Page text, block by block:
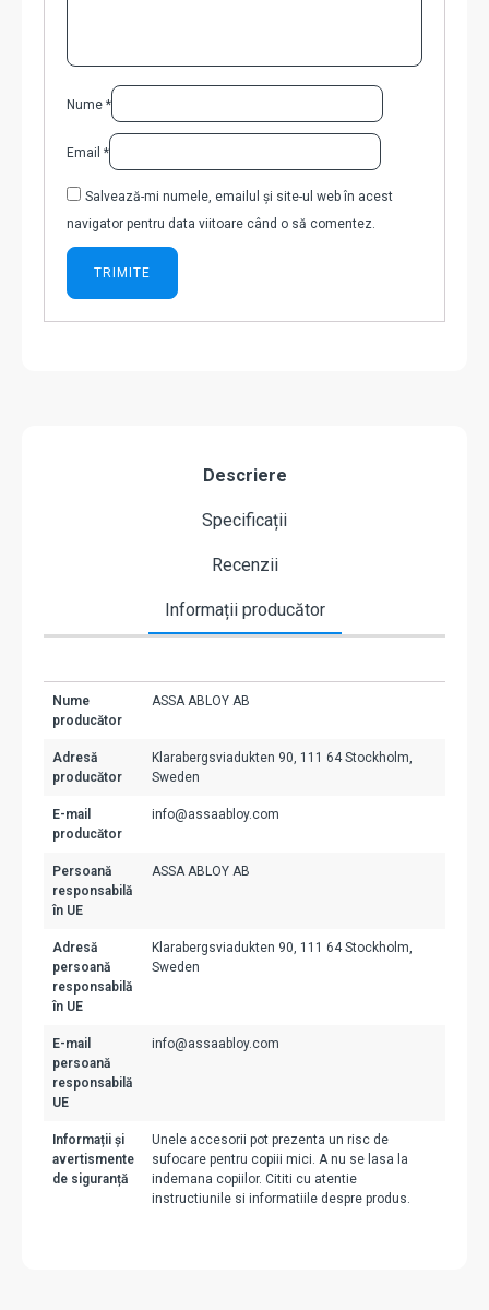
Nume *
Email *
Salvează-mi numele, emailul și site-ul web în acest
navigator pentru data viitoare când o să comentez.
Descriere
Specificații
Recenzii
Informații producător
Nume
producător
ASSA ABLOY AB
Adresă
producător
Klarabergsviadukten 90, 111 64 Stockholm,
Sweden
E-mail
producător
info@assaabloy.com
Persoană
responsabilă
în UE
ASSA ABLOY AB
Adresă
persoană
responsabilă
în UE
Klarabergsviadukten 90, 111 64 Stockholm,
Sweden
E-mail
persoană
responsabilă
UE
info@assaabloy.com
Informații și
avertismente
de siguranță
Unele accesorii pot prezenta un risc de
sufocare pentru copiii mici. A nu se lasa la
indemana copiilor. Cititi cu atentie
instructiunile si informatiile despre produs.